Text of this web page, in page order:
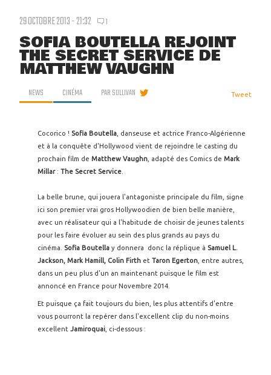
29 OCTOBRE 2013 - 21:32 1
SOFIA BOUTELLA REJOINT
THE SECRET SERVICE DE
MATTHEW VAUGHN
NEWS CINÉMA PARSULLIVAN Tweet
Cocorico ! Sofia Boutella , danseuse et actrice Franco-Algérienne
et à la conquête d'Hollywood vient de rejoindre le casting du
prochain film de Matthew Vaughn , adapté des Comics de Mark
Millar: The Secret Service
La belle brune, qui jouera l'antagoniste principale du film, signe
ici son premier vrai gros Hollywoodien de bien belle manière,
avec un réalisateur qui a l'habitude de choisir de jeunes talents
pour les faire évoluer au sein des plus grands au pays du
cinéma. Sofia Boutella y donnera donc la réplique à Samuel L.
Jackson, Mark Hamill, Colin Firth et Taron Egerton , entre autres,
dans un peu plus d'un an maintenant puisque le film est
annoncé en France pour Novembre 2014.
Et puisque ça fait toujours du bien, les plus attentifs d'entre
vous pourront la repérer dans l'excellent clip du non-moins
excellent Jamiroquai , ci-dessous :